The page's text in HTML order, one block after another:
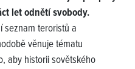
let odnětí svobody.
seznam teroristů a
věnuje tématu
aby historii sovětského